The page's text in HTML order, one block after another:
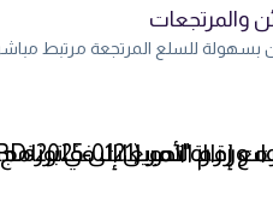
والمرتجعات
بسهولة للسلع المرتجعة مرتبط مباشرة